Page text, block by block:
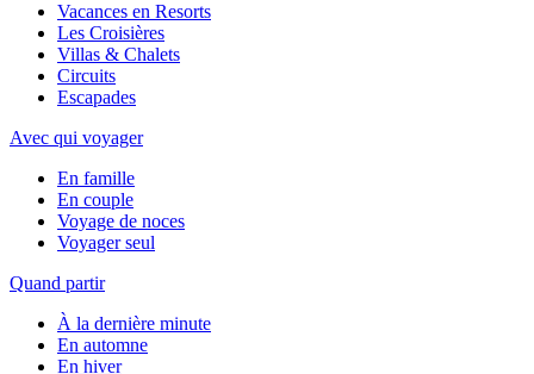
Vacances en Resorts
Les Croisières
Villas & Chalets
Circuits
Escapades
Avec qui voyager
En famille
En couple
Voyage de noces
Voyager seul
Quand partir
À la dernière minute
En automne
En hiver